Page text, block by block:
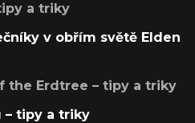
a triky
v obřím světě Elden
the Erdtree – tipy a triky
– tipy a triky